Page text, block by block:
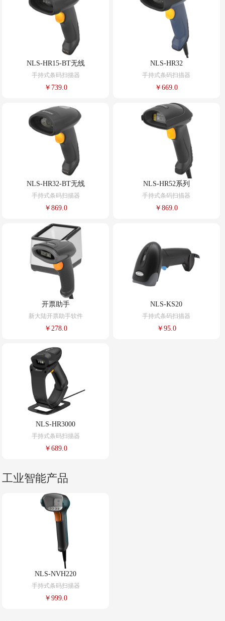
NLS-HR15-BT无线
手持式条码扫描器
￥739.0
NLS-HR32
手持式条码扫描器
￥669.0
NLS-HR32-BT无线
手持式条码扫描器
￥869.0
NLS-HR52系列
手持式条码扫描器
￥869.0
开票助手
新大陆开票助手软件
￥278.0
NLS-KS20
手持式条码扫描器
￥95.0
NLS-HR3000
手持式条码扫描器
￥689.0
工业智能产品
NLS-NVH220
手持式条码扫描器
￥999.0